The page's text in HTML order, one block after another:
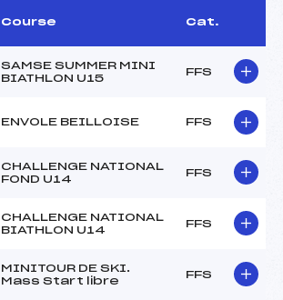
Course Cat.
SAMSE SUMMER MINI
BIATHLON U15
FFS
ENVOLE BEILLOISE FFS
CHALLENGE NATIONAL
FOND U14
FFS
CHALLENGE NATIONAL
BIATHLON U14
FFS
MINITOUR DE SKI.
Mass Start libre
FFS